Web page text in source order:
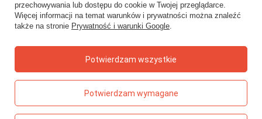
Chcę zwrócić produkt
Chcę wymienić towar
Kontakt
Regulaminy
przechowywania lub dostępu do cookie w Twojej przeglądarce.
Więcej informacji na temat warunków i prywatności można znaleźć
także na stronie Prywatność i warunki Google.
Potwierdzam wymagane
Potwierdzam wszystkie